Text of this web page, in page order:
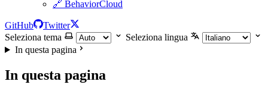
🔗 BehaviorCloud
GitHub
Twitter
Seleziona tema
Seleziona lingua
In questa pagina
In questa pagina